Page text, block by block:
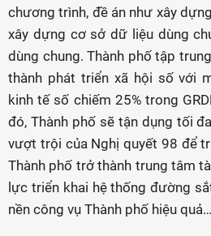
chương trình, đề án như xây
xây dựng cơ sở dữ liệu dùng
dùng chung. Thành phố tập
thành phát triển xã hội số với
kinh tế số chiếm 25% trong
đó, Thành phố sẽ tận dụng tối
vượt trội của Nghị quyết 98 để
Thành phố trở thành trung tâm
lực triển khai hệ thống đường
nền công vụ Thành phố hiệu quả…